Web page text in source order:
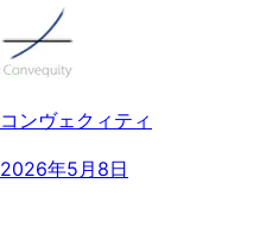
コンヴェクィティ
2026年5月8日